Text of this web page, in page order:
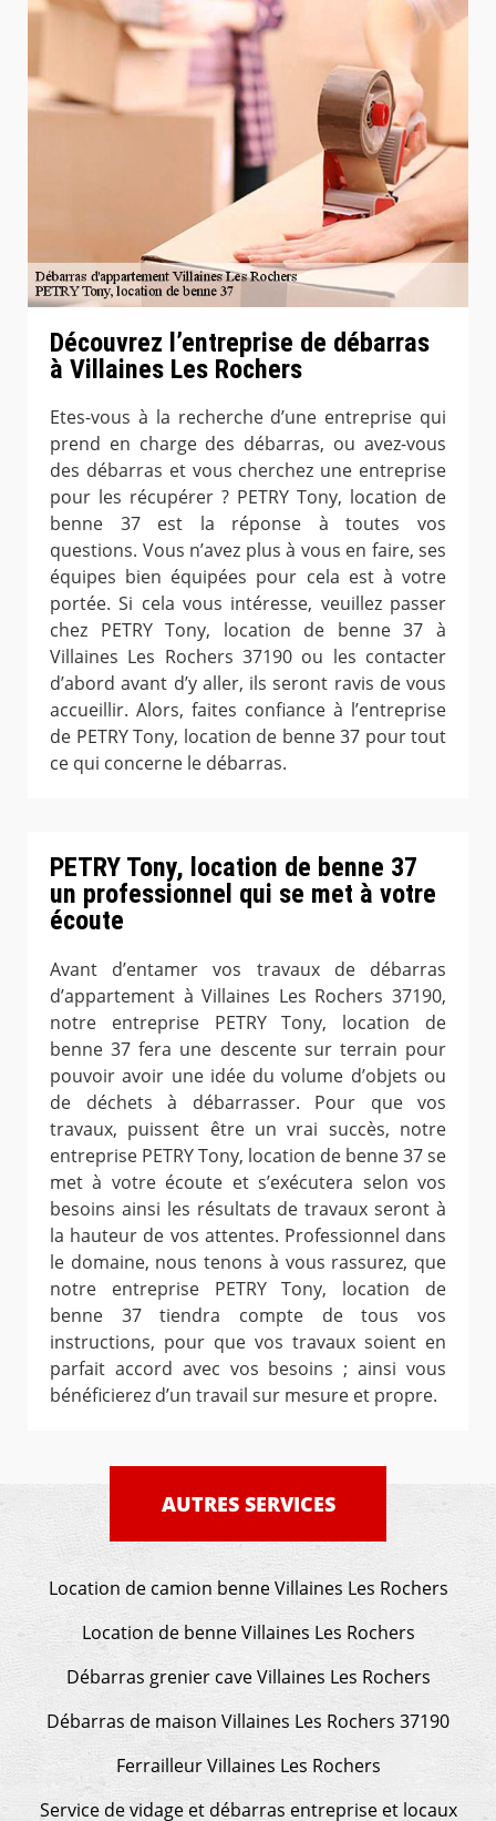
Découvrez l’entreprise de débarras
à Villaines Les Rochers
Etes-vous à la recherche d’une entreprise qui
prend en charge des débarras, ou avez-vous
des débarras et vous cherchez une entreprise
pour les récupérer ? PETRY Tony, location de
benne 37 est la réponse à toutes vos
questions. Vous n’avez plus à vous en faire, ses
équipes bien équipées pour cela est à votre
portée. Si cela vous intéresse, veuillez passer
chez PETRY Tony, location de benne 37 à
Villaines Les Rochers 37190 ou les contacter
d’abord avant d’y aller, ils seront ravis de vous
accueillir. Alors, faites confiance à l’entreprise
de PETRY Tony, location de benne 37 pour tout
ce qui concerne le débarras.
PETRY Tony, location de benne 37
un professionnel qui se met à votre
écoute
Avant d’entamer vos travaux de débarras
d’appartement à Villaines Les Rochers 37190,
notre entreprise PETRY Tony, location de
benne 37 fera une descente sur terrain pour
pouvoir avoir une idée du volume d’objets ou
de déchets à débarrasser. Pour que vos
travaux, puissent être un vrai succès, notre
entreprise PETRY Tony, location de benne 37 se
met à votre écoute et s’exécutera selon vos
besoins ainsi les résultats de travaux seront à
la hauteur de vos attentes. Professionnel dans
le domaine, nous tenons à vous rassurez, que
notre entreprise PETRY Tony, location de
benne 37 tiendra compte de tous vos
instructions, pour que vos travaux soient en
parfait accord avec vos besoins ; ainsi vous
bénéficierez d’un travail sur mesure et propre.
AUTRES SERVICES
Location de camion benne Villaines Les Rochers
Location de benne Villaines Les Rochers
Débarras grenier cave Villaines Les Rochers
Débarras de maison Villaines Les Rochers 37190
Ferrailleur Villaines Les Rochers
Service de vidage et débarras entreprise et locaux